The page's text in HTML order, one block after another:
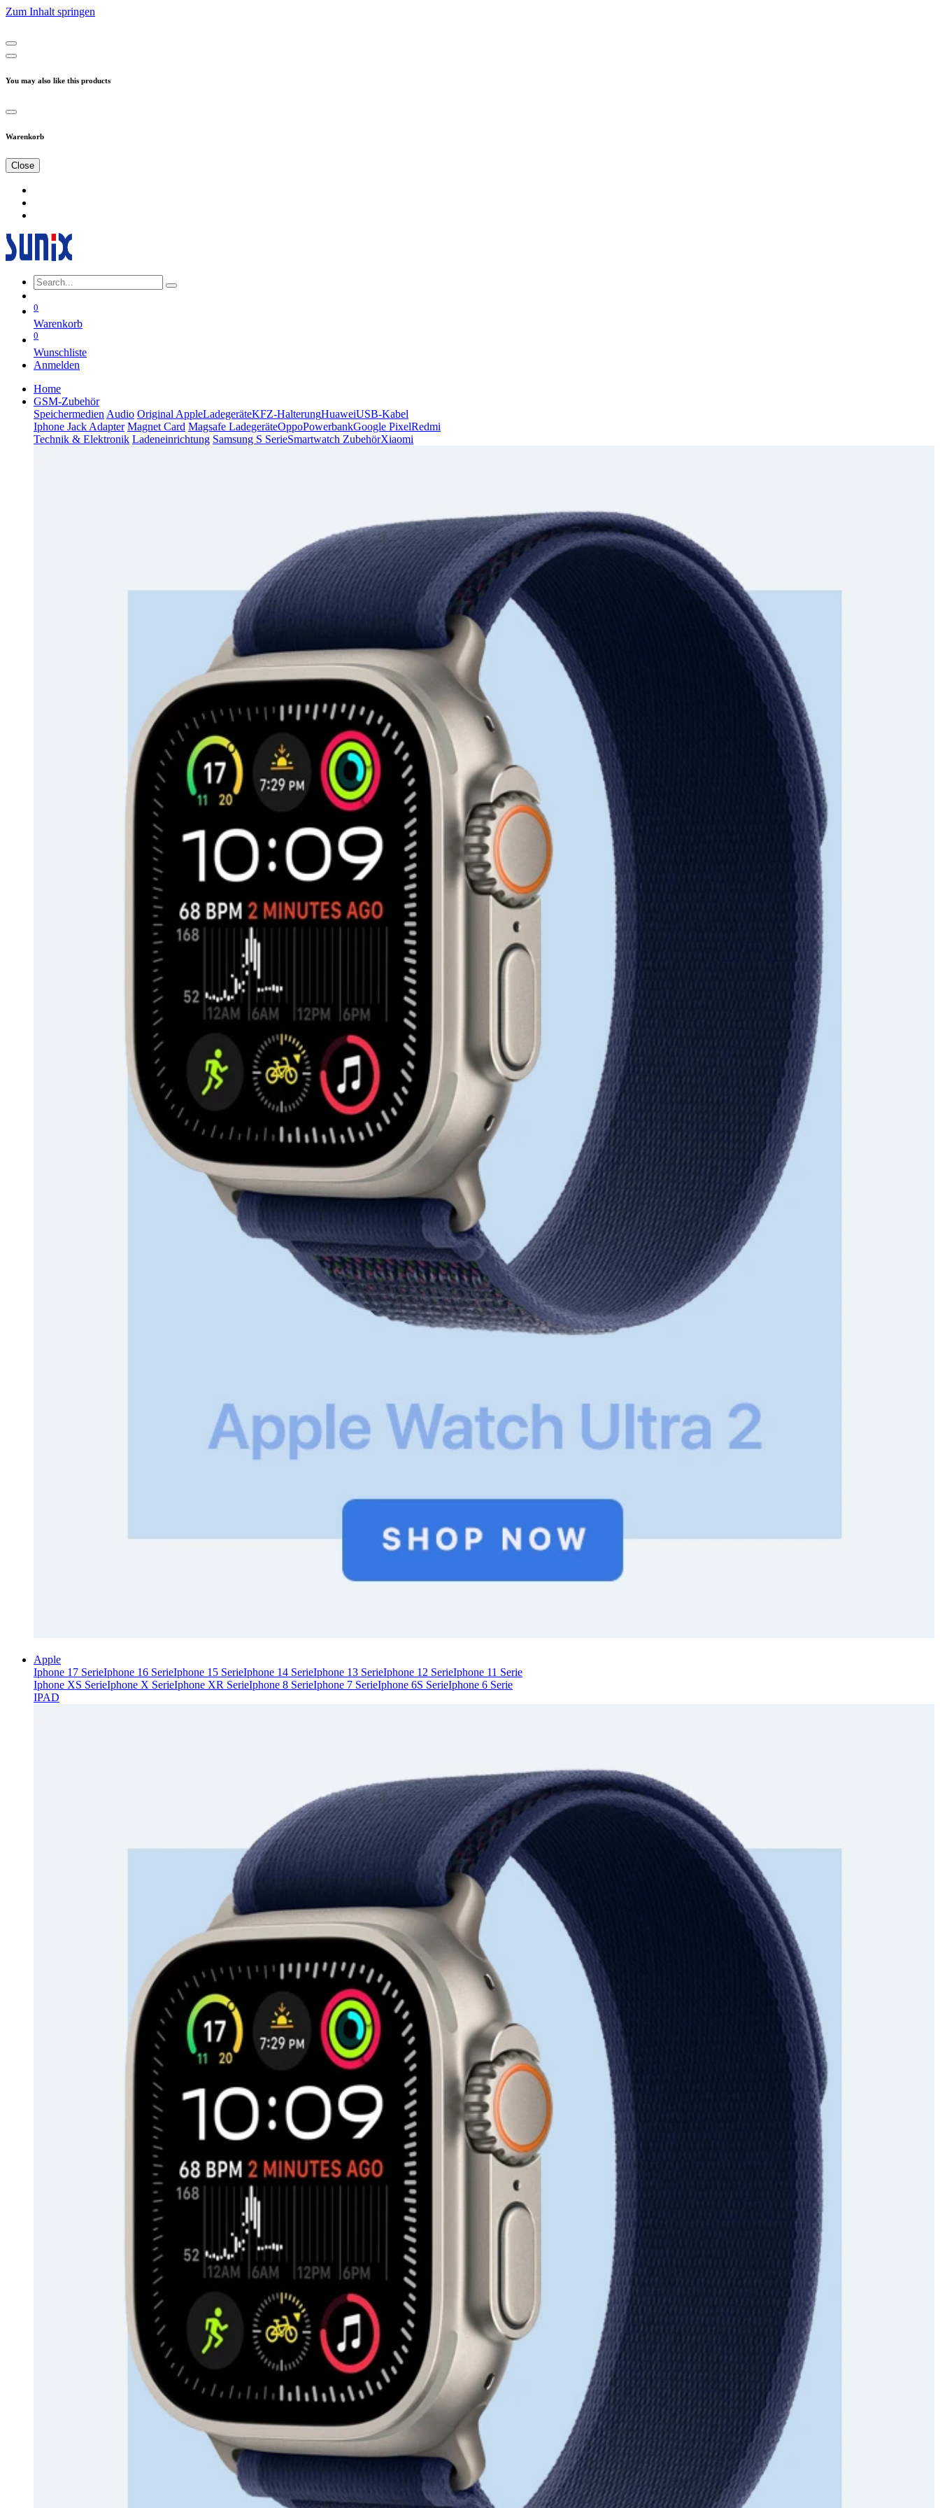
Zum Inhalt springen
You may also like this products
Warenkorb
Close
0
Warenkorb
0
Wunschliste
Anmelden
Home
GSM-Zubehör
Speichermedien Audio Original AppleLadegeräteKFZ-HalterungHuaweiUSB-Kabel
Iphone Jack Adapter Magnet Card Magsafe LadegeräteOppoPowerbankGoogle PixelRedmi
Technik & Elektronik Ladeneinrichtung Samsung S SerieSmartwatch ZubehörXiaomi
Apple
Iphone 17 SerieIphone 16 SerieIphone 15 SerieIphone 14 SerieIphone 13 SerieIphone 12 SerieIphone 11 Serie
Iphone XS SerieIphone X SerieIphone XR SerieIphone 8 SerieIphone 7 SerieIphone 6S SerieIphone 6 Serie
IPAD